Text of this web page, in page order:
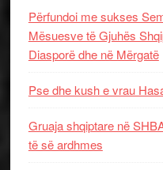
Përfundoi me sukses
Mësuesve të Gjuhës
Diasporë dhe në Mërgatë
Pse dhe kush e vrau
Gruaja shqiptare në
të së ardhmes